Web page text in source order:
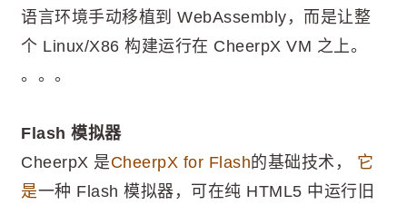
语言环境手动移植到 WebAssembly，而是让整
个 Linux/X86 构建运行在 CheerpX VM 之上。
。。。
Flash 模拟器
CheerpX 是CheerpX for Flash的基础技术， 它
是一种 Flash 模拟器，可在纯 HTML5 中运行旧